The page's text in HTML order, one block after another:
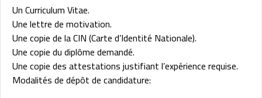
Un Curriculum Vitae.
Une lettre de motivation.
Une copie de la CIN (Carte d’Identité Nationale).
Une copie du diplôme demandé.
Une copie des attestations justifiant l’expérience requise.
Modalités de dépôt de candidature: